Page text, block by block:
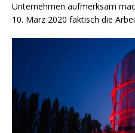
Unternehmen aufmerksam
10. März 2020 faktisch die